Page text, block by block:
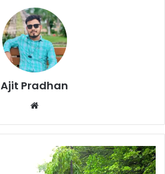
Ajit Pradhan